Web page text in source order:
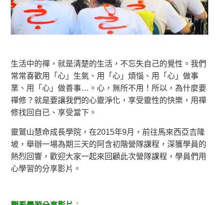
生活中的禪，就是清楚的生活，不忘失自己的覺性。我們
常常喜歡用「心」生氣、用「心」煩惱、用「心」做事
業、用「心」做善事…。心，無所不用！所以，為什麼要
禪修？就是要讓我們的心靈淨化，享受靈性的快樂，用禪
修找回自已、享受當下。
靈鷲山慧命成長學院，在2015年9月，前往馬來西亞吉隆
坡，舉辦一場為期三天的阿含初階營隊課程，深獲學員的
熱烈回響，歡迎大家一起來回顧此次營隊課程，學員們用
心學習的分享影片。